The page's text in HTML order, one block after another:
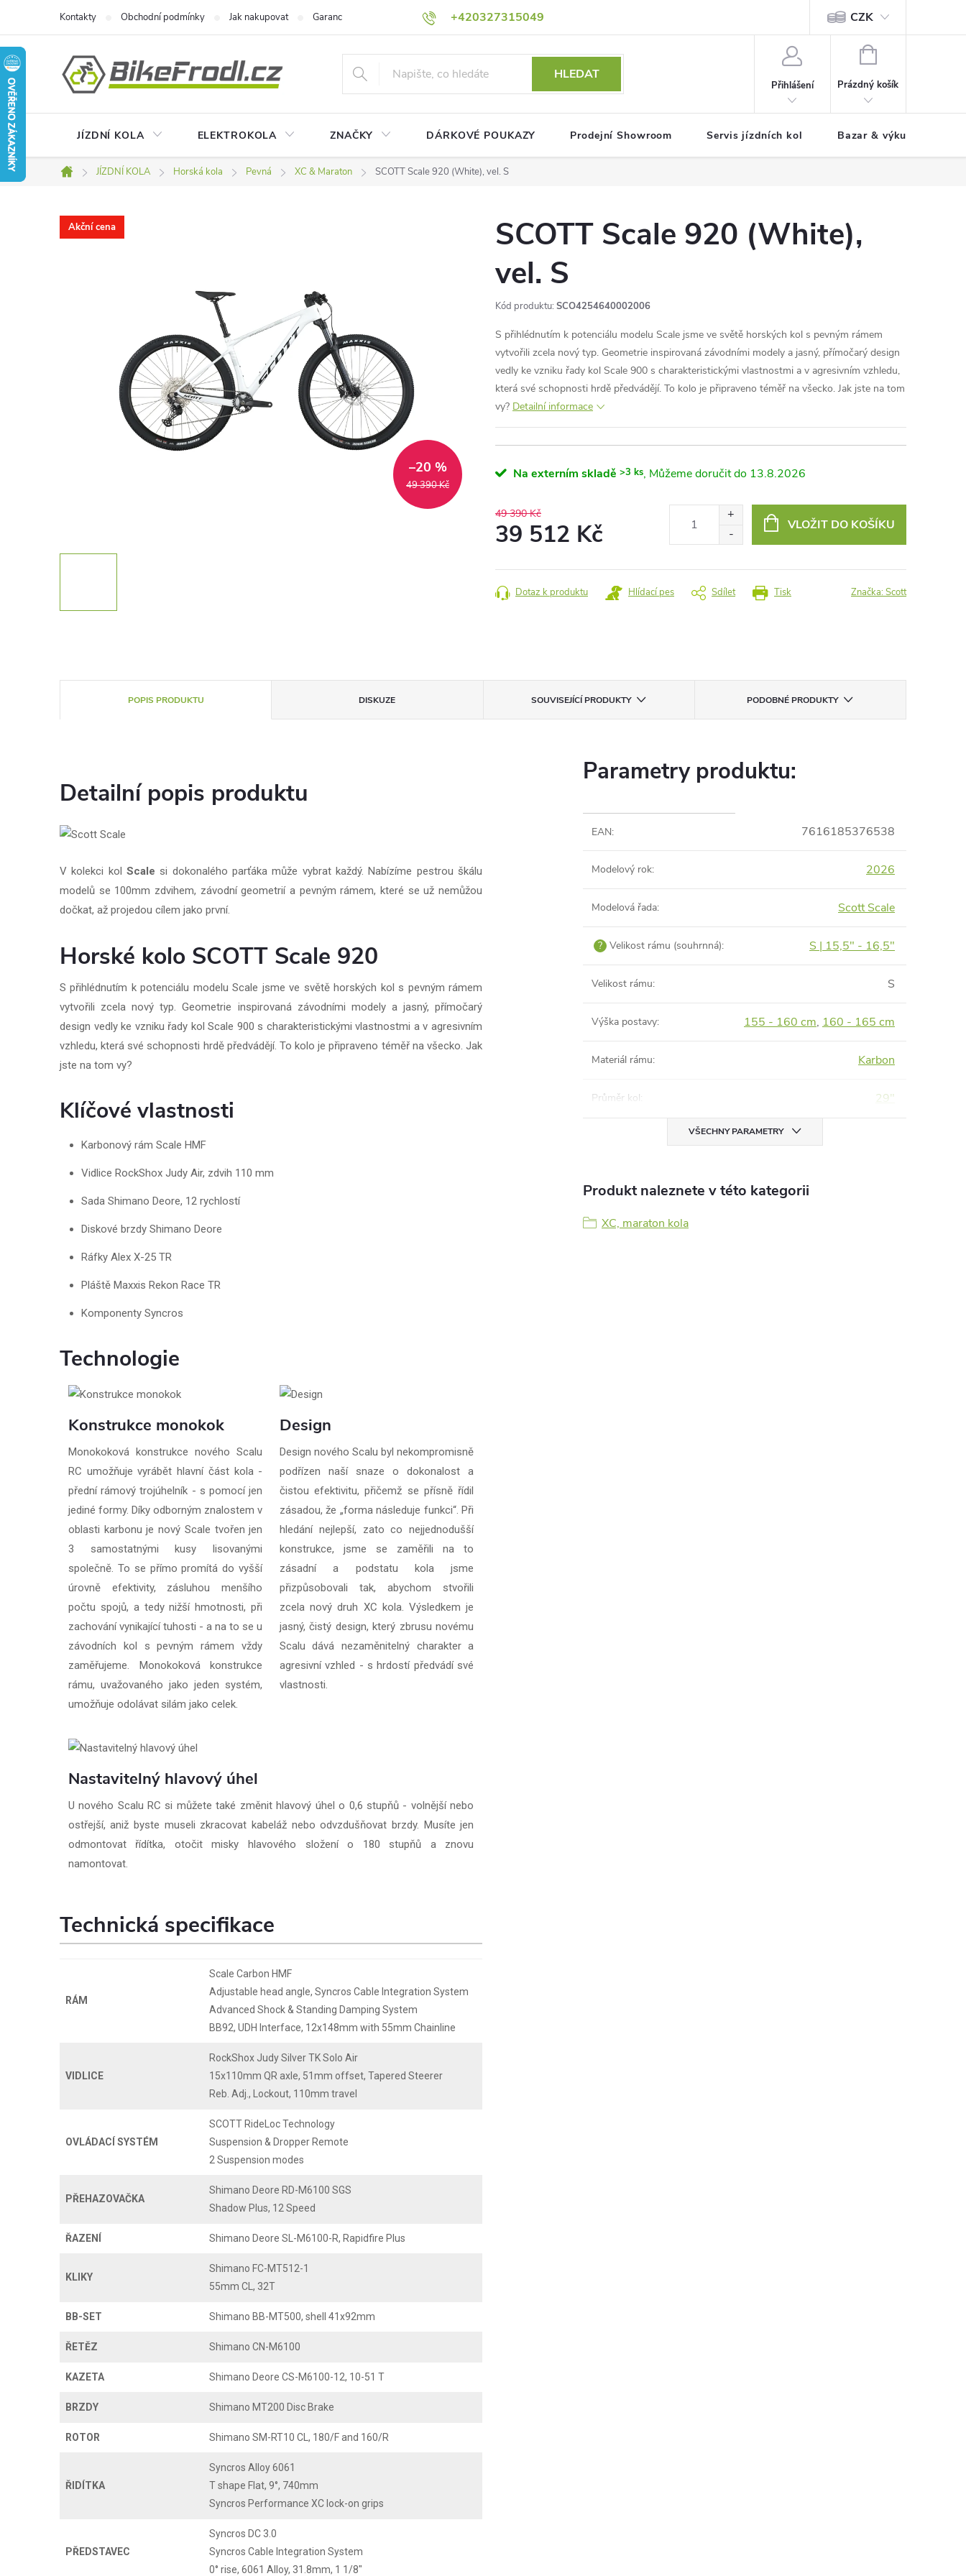
obsah
+420327315049
Kontakty Obchodní podmínky Jak nakupovat Garance nejnižší ceny! Podmínky ochrany osobních údajů CZK
HLEDAT
Přihlášení
NÁKUPNÍ
Prázdný košík
JÍZDNÍ KOLA ELEKTROKOLA ZNAČKY DÁRKOVÉ POUKAZY Prodejní Showroom Servis jízdních kol Bazar & výkup jízdních
Domů
JÍZDNÍ KOLA Horská kola Pevná XC & Maraton SCOTT Scale 920 (White), vel. S
Akční cena
49 390 Kč
–20 %
SCOTT Scale 920 (White),
vel. S
Kód produktu: SCO4254640002006
S přihlédnutím k potenciálu modelu Scale jsme ve světě horských kol s pevným rámem
vytvořili zcela nový typ. Geometrie inspirovaná závodními modely a jasný, přímočarý design
vedly ke vzniku řady kol Scale 900 s charakteristickými vlastnostmi a v agresivním vzhledu,
která své schopnosti hrdě předvádějí. To kolo je připraveno téměř na všecko. Jak jste na tom
vy? Detailní informace
Na externím skladě >3 ks 13.8.2026
49 390 Kč
39 512 Kč
cena:
VLOŽIT DO KOŠÍKU
Tisk
Dotaz k produktu Hlídací pes Sdílet Značka:Scott
POPIS PRODUKTU DISKUZE SOUVISEJÍCÍ PRODUKTY PODOBNÉ PRODUKTY
Detailní popis produktu
V kolekci kol Scale si dokonalého parťáka může vybrat každý. Nabízíme pestrou škálu
modelů se 100mm zdvihem, závodní geometrií a pevným rámem, které se už nemůžou
dočkat, až projedou cílem jako první.
Horské kolo SCOTT Scale 920
S přihlédnutím k potenciálu modelu Scale jsme ve světě horských kol s pevným rámem
vytvořili zcela nový typ. Geometrie inspirovaná závodními modely a jasný, přímočarý
design vedly ke vzniku řady kol Scale 900 s charakteristickými vlastnostmi a v agresivním
vzhledu, která své schopnosti hrdě předvádějí. To kolo je připraveno téměř na všecko. Jak
jste na tom vy?
Klíčové vlastnosti
Karbonový rám Scale HMF
Vidlice RockShox Judy Air, zdvih 110 mm
Sada Shimano Deore, 12 rychlostí
Diskové brzdy Shimano Deore
Ráfky Alex X-25 TR
Pláště Maxxis Rekon Race TR
Komponenty Syncros
Technologie
Konstrukce monokok
Monokoková konstrukce nového Scalu
RC umožňuje vyrábět hlavní část kola -
přední rámový trojúhelník - s pomocí jen
jediné formy. Díky odborným znalostem v
oblasti karbonu je nový Scale tvořen jen
3 samostatnými kusy lisovanými
společně. To se přímo promítá do vyšší
úrovně efektivity, zásluhou menšího
počtu spojů, a tedy nižší hmotnosti, při
zachování vynikající tuhosti - a na to se u
závodních kol s pevným rámem vždy
zaměřujeme. Monokoková konstrukce
rámu, uvažovaného jako jeden systém,
umožňuje odolávat silám jako celek.
Design
Design nového Scalu byl nekompromisně
podřízen naší snaze o dokonalost a
čistou efektivitu, přičemž se přísně řídil
zásadou, že „forma následuje funkci“. Při
hledání nejlepší, zato co nejjednodušší
konstrukce, jsme se zaměřili na to
zásadní a podstatu kola jsme
přizpůsobovali tak, abychom stvořili
zcela nový druh XC kola. Výsledkem je
jasný, čistý design, který zbrusu novému
Scalu dává nezaměnitelný charakter a
agresivní vzhled - s hrdostí předvádí své
vlastnosti.
Nastavitelný hlavový úhel
U nového Scalu RC si můžete také změnit hlavový úhel o 0,6 stupňů - volnější nebo
ostřejší, aniž byste museli zkracovat kabeláž nebo odvzdušňovat brzdy. Musíte jen
odmontovat řídítka, otočit misky hlavového složení o 180 stupňů a znovu
namontovat.
Technická specifikace
RÁM
Scale Carbon HMF
Adjustable head angle, Syncros Cable Integration System
Advanced Shock & Standing Damping System
BB92, UDH Interface, 12x148mm with 55mm Chainline
VIDLICE
RockShox Judy Silver TK Solo Air
15x110mm QR axle, 51mm offset, Tapered Steerer
Reb. Adj., Lockout, 110mm travel
OVLÁDACÍ SYSTÉM
SCOTT RideLoc Technology
Suspension & Dropper Remote
2 Suspension modes
PŘEHAZOVAČKA
Shimano Deore RD-M6100 SGS
Shadow Plus, 12 Speed
ŘAZENÍ Shimano Deore SL-M6100-R, Rapidfire Plus
KLIKY
Shimano FC-MT512-1
55mm CL, 32T
BB-SET Shimano BB-MT500, shell 41x92mm
ŘETĚZ Shimano CN-M6100
KAZETA Shimano Deore CS-M6100-12, 10-51 T
BRZDY Shimano MT200 Disc Brake
ROTOR Shimano SM-RT10 CL, 180/F and 160/R
ŘIDÍTKA
Syncros Alloy 6061
T shape Flat, 9°, 740mm
Syncros Performance XC lock-on grips
PŘEDSTAVEC
Syncros DC 3.0
Syncros Cable Integration System
0° rise, 6061 Alloy, 31.8mm, 1 1/8"
Parametry produktu:
EAN: 7616185376538
Modelový rok: 2026
Modelová řada: Scott Scale
? Velikost rámu (souhrnná): S | 15,5" - 16,5"
Velikost rámu: S
Výška postavy: 155 - 160 cm, 160 - 165 cm
Materiál rámu: Karbon
Průměr kol: 29"
VŠECHNY PARAMETRY
Produkt naleznete v této kategorii
XC, maraton kola